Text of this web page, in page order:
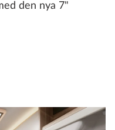
den nya 7"